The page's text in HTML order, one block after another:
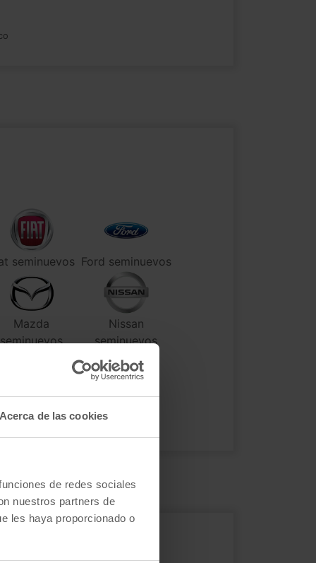
Acerca de las cookies
de redes sociales
nuestros partners de
les haya proporcionado o
seminuevos Ford seminuevos
Mazda
seminuevos
Nissan
seminuevos
seminuevos